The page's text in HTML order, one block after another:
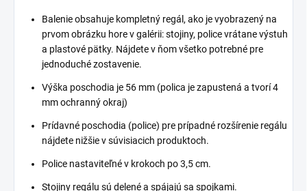
Balenie obsahuje kompletný regál, ako je vyobrazený na
prvom obrázku hore v galérii: stojiny, police vrátane výstuh
a plastové pätky. Nájdete v ňom všetko potrebné pre
jednoduché zostavenie.
Výška poschodia je 56 mm (polica je zapustená a tvorí 4
mm ochranný okraj)
Prídavné poschodia (police) pre prípadné rozšírenie regálu
nájdete nižšie v súvisiacich produktoch.
Police nastaviteľné v krokoch po 3,5 cm.
Stojiny regálu sú delené a spájajú sa spojkami.